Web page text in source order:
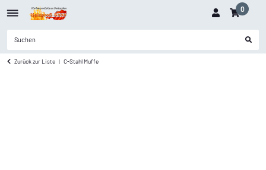
0
Zurück zur Liste C-Stahl Muffe